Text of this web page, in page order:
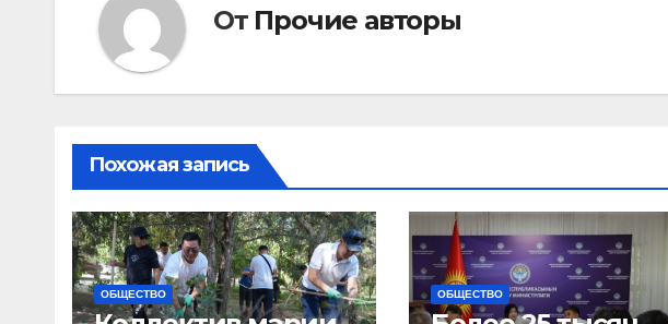
От Прочие авторы
Похожая запись
ОБЩЕСТВО ОБЩЕСТВО